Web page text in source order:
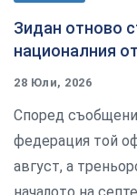
Зидан отново
националния
28 Юли, 2026
Според
федерация той
август, а